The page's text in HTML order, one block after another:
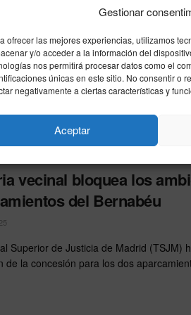
Gestionar
ofrecer las mejores experiencias, utilizamos
y/o acceder a la información del
nos permitirá procesar datos como el
únicas en este sitio. No consentir o
negativamente a ciertas características y
Aceptar
Cano presenta nueva
le investigó por el
exige que se reabra la investigación
Iglesias, alegando que cometió
vecinal bloquea los
del Bernabéu
Superior de Justicia de Madrid (TSJM)
de la concesión para los dos